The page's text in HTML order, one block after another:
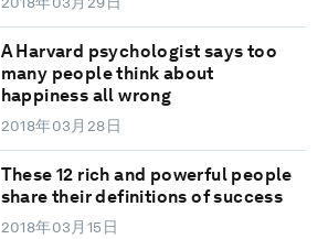
A Harvard psychologist says too
many people think about
happiness all wrong
2018年03月28日
These 12 rich and powerful people
share their definitions of success
2018年03月15日